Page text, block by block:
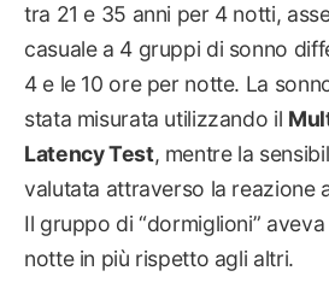
tra 21 e 35 anni per 4 notti,
casuale a 4 gruppi di sonno
4 e le 10 ore per notte. La
stata misurata utilizzando il
Latency Test, mentre la
valutata attraverso la reazione
Il gruppo di “dormiglioni”
notte in più rispetto agli altri.